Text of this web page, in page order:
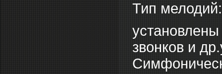
Тип
звонков и